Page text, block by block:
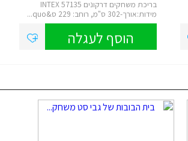
בריכת משחקים דרקונים INTEX 57135
מידות:אורך-302 ס"מ, רוחב: 229 ס&quo...
הוסף לעגלה